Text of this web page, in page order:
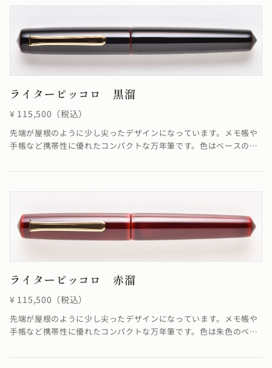
ライターピッコロ 黒溜
¥ 115,500（税込）
先端が屋根のように少し尖ったデザインになっています。メモ帳や
手帳など携帯性に優れたコンパクトな万年筆です。色はベースの朱
いが融合し優雅ともいえる雰囲気を醸し出した仕上がりになってい
ライターピッコロ 赤溜
¥ 115,500（税込）
先端が屋根のように少し尖ったデザインになっています。メモ帳や
手帳など携帯性に優れたコンパクトな万年筆です。色は朱色のベー
≪自然素材の漆を使用しているため、仕上がりの色合いが若干異な